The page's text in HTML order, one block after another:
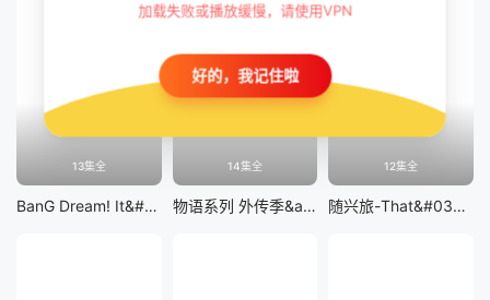
13集全
BanG Dream! It&#039;s MyGO!!!!!
14集全
物语系列 外传季&amp;怪物季
12集全
随兴旅-That&#039;s Journey-
加载失败或播放缓慢，请使用VPN
好的，我记住啦